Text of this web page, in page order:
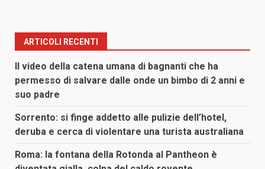
ARTICOLI RECENTI
Il video della catena umana di bagnanti che ha
permesso di salvare dalle onde un bimbo di 2 anni e
suo padre
Sorrento: si finge addetto alle pulizie dell’hotel,
deruba e cerca di violentare una turista australiana
Roma: la fontana della Rotonda al Pantheon è